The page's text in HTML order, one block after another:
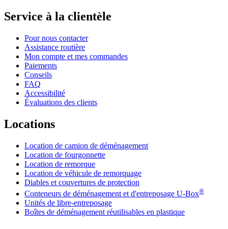
Service à la clientèle
Pour nous contacter
Assistance routière
Mon compte et mes commandes
Paiements
Conseils
FAQ
Accessibilité
Évaluations des clients
Locations
Location de camion de déménagement
Location de fourgonnette
Location de remorque
Location de véhicule de remorquage
Diables et couvertures de protection
Conteneurs de déménagement et d'entreposage U-Box®
Unités de libre-entreposage
Boîtes de déménagement réutilisables en plastique